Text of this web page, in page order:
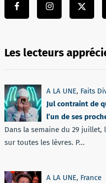
Les lecteurs
A LA UNE, Faits
Jul contraint de
l’un de ses
Dans la semaine du 29 juillet,
sur toutes les lèvres. P...
A LA UNE, France